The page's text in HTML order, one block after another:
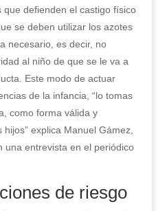
defienden el castigo físico
se deben utilizar los azotes
necesario, es decir, no
al niño de que se le va a
Este modo de actuar
de la infancia, “lo tomas
como forma válida y
explica Manuel Gámez,
una entrevista en el periódico
de riesgo